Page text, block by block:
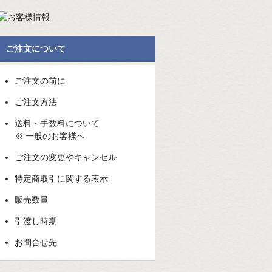
ご注文について
ご注文の前に
ご注文方法
送料・手数料について
※ 一般のお客様へ
ご注文の変更やキャンセル
特定商取引に関する表示
販売数量
引渡し時期
お問合せ先